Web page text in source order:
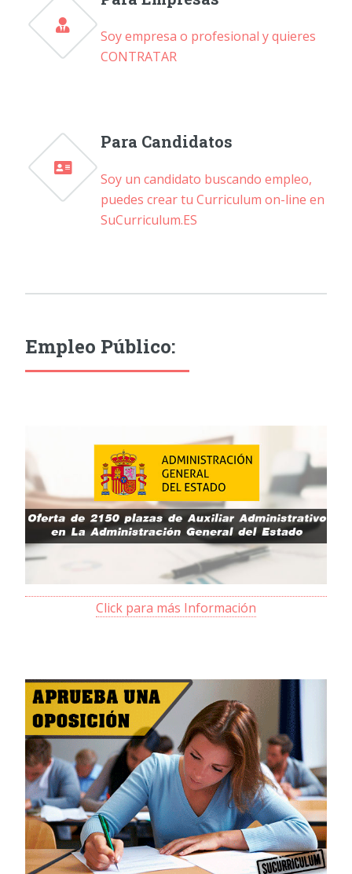
Soy empresa o profesional y quieres
CONTRATAR
Para Candidatos
Soy un candidato buscando empleo,
puedes crear tu Curriculum on-line en
SuCurriculum.ES
Empleo Público:
Click para más Información